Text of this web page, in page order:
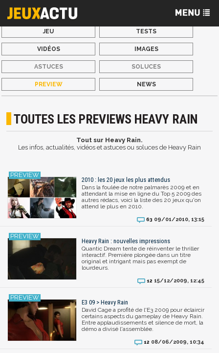
JEU TESTS
VIDÉOS IMAGES
ASTUCES SOLUCES
PREVIEW NEWS
TOUTES LES PREVIEWS HEAVY RAIN
Tout sur Heavy Rain.
Les infos, actualités, vidéos et astuces ou soluces de Heavy Rain
2010 : les 20 jeux les plus attendus
Dans la foulée de notre palmarès 2009 et en
attendant la mise en ligne du Top 5 2009 des
autres rédacs, voici la liste des 20 jeux qu'on
attend le plus en 2010.
63 09/01/2010, 13:15
Heavy Rain : nouvelles impressions
Quantic Dream tente de réinventer le thriller
interactif. Première plongée dans un titre
original et intrigant mais pas exempt de
lourdeurs.
12 15/12/2009, 12:45
E3 09 > Heavy Rain
David Cage a profité de l'E3 2009 pour éclaircir
certains aspects du gameplay de Heavy Rain.
Entre applaudissements et silence de mort, la
démo a divisé l'assemblée.
12 08/06/2009, 10:34